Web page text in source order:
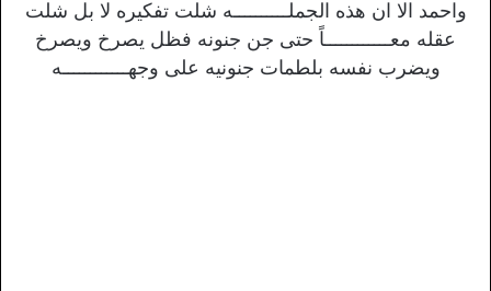
واحمد الا ان هذه الجملــــــــــه شلت تفكيره لا بل شلت
عقله معــــــــــــاً حتى جن جنونه فظل يصرخ ويصرخ
ويضرب نفسه بلطمات جنونيه على وجهــــــــــــه